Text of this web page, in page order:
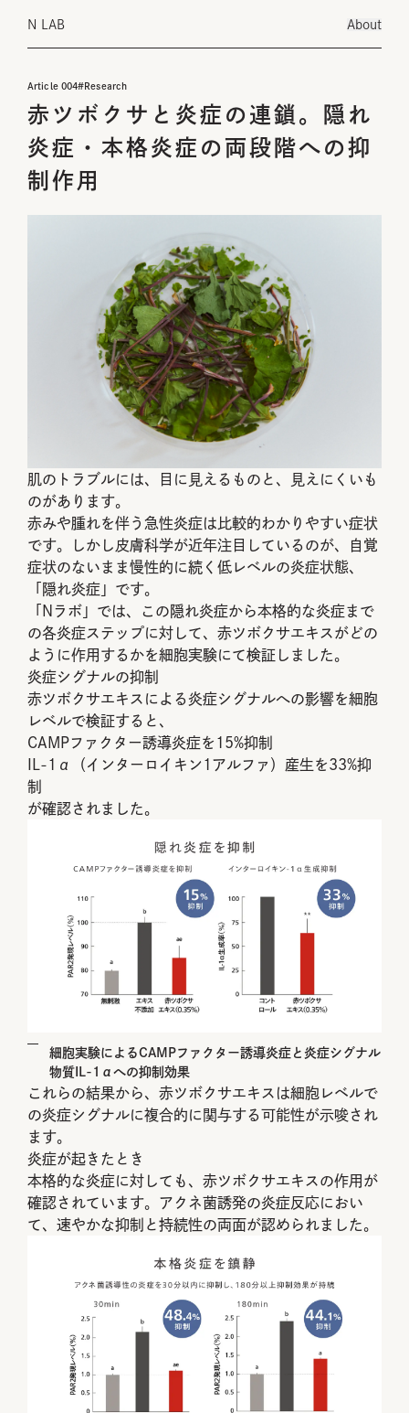
N LAB About
Article 004# Research
赤ツボクサと炎症の連鎖。隠れ
炎症・本格炎症の両段階への抑
制作用
肌のトラブルには、目に見えるものと、見えにくいも
のがあります。
赤みや腫れを伴う急性炎症は比較的わかりやすい症状
です。しかし皮膚科学が近年注目しているのが、自覚
症状のないまま慢性的に続く低レベルの炎症状態、
「隠れ炎症」です。
「Nラボ」では、この隠れ炎症から本格的な炎症まで
の各炎症ステップに対して、赤ツボクサエキスがどの
ように作用するかを細胞実験にて検証しました。
炎症シグナルの抑制
赤ツボクサエキスによる炎症シグナルへの影響を細胞
レベルで検証すると、
CAMPファクター誘導炎症を15%抑制
IL-1α（インターロイキン1アルファ）産生を33%抑
制
が確認されました。
細胞実験によるCAMPファクター誘導炎症と炎症シグナル
物質IL-1αへの抑制効果
これらの結果から、赤ツボクサエキスは細胞レベルで
の炎症シグナルに複合的に関与する可能性が示唆され
ます。
炎症が起きたとき
本格的な炎症に対しても、赤ツボクサエキスの作用が
確認されています。アクネ菌誘発の炎症反応におい
て、速やかな抑制と持続性の両面が認められました。